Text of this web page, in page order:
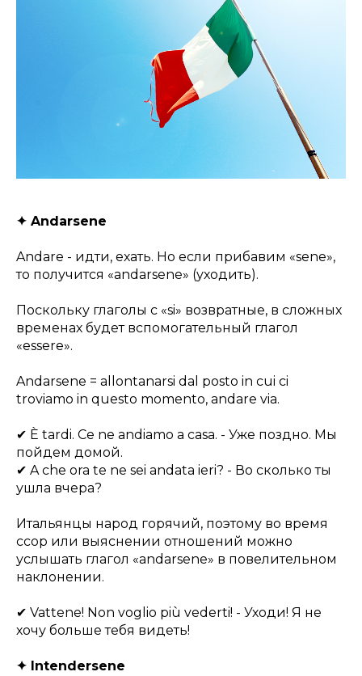
✦ Andarsene
Andare - идти, ехать. Но если прибавим «sene»,
то получится «andarsene» (уходить).
Поскольку глаголы с «si» возвратные, в сложных
временах будет вспомогательный глагол
«essere».
Andarsene = allontanarsi dal posto in cui ci
troviamo in questo momento, andare via.
✔ È tardi. Ce ne andiamo a casa. - Уже поздно. Мы
пойдем домой.
✔ A che ora te ne sei andata ieri? - Во сколько ты
ушла вчера?
Итальянцы народ горячий, поэтому во время
ссор или выяснении отношений можно
услышать глагол «andarsene» в повелительном
наклонении.
✔ Vattene! Non voglio più vederti! - Уходи! Я не
хочу больше тебя видеть!
✦ Intendersene